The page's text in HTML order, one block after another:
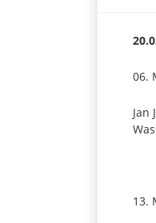
06.
13.